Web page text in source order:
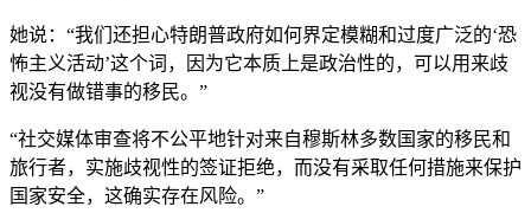
她说：“我们还担心特朗普政府如何界定模糊和过度广泛的‘恐
怖主义活动’这个词，因为它本质上是政治性的，可以用来歧
视没有做错事的移民。”
“社交媒体审查将不公平地针对来自穆斯林多数国家的移民和
旅行者，实施歧视性的签证拒绝，而没有采取任何措施来保护
国家安全，这确实存在风险。”